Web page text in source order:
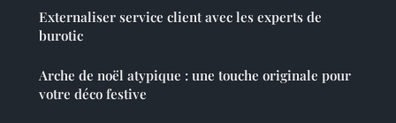
Externaliser service client avec les experts de
burotic
Arche de noël atypique : une touche originale pour
votre déco festive